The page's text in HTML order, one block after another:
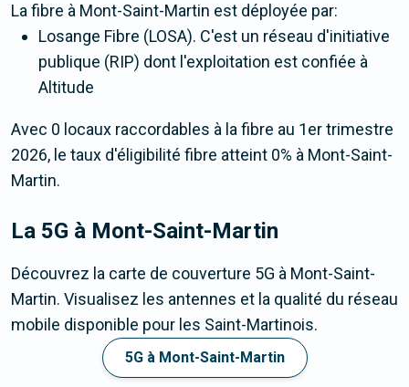
La fibre à Mont-Saint-Martin est déployée par:
Losange Fibre (LOSA). C'est un réseau d'initiative
publique (RIP) dont l'exploitation est confiée à
Altitude
Avec 0 locaux raccordables à la fibre au 1er trimestre
2026, le taux d'éligibilité fibre atteint 0% à Mont-Saint-
Martin.
La 5G à Mont-Saint-Martin
Découvrez la carte de couverture 5G à Mont-Saint-
Martin. Visualisez les antennes et la qualité du réseau
mobile disponible pour les Saint-Martinois.
5G à Mont-Saint-Martin